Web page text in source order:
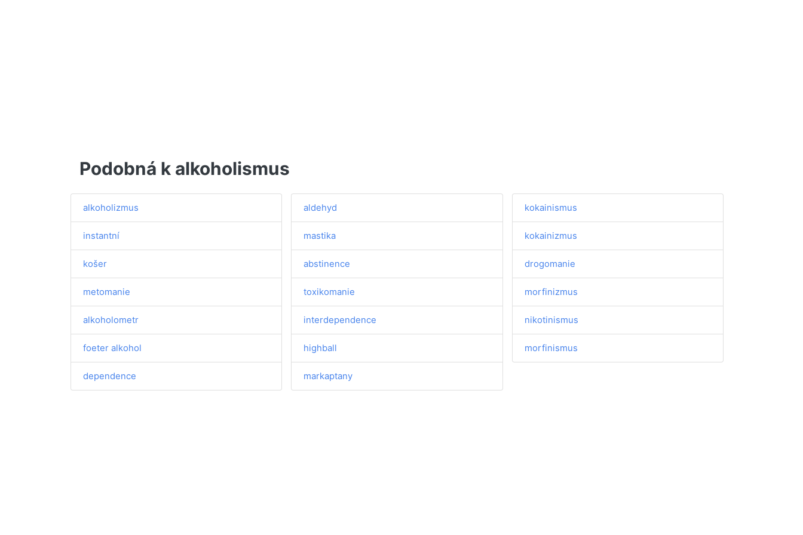
Podobná k alkoholismus
alkoholizmus
instantní
košer
metomanie
alkoholometr
foeter alkohol
dependence
aldehyd
mastika
abstinence
toxikomanie
interdependence
highball
markaptany
kokainismus
kokainizmus
drogomanie
morfinizmus
nikotinismus
morfinismus